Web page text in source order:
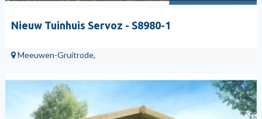
Nieuw Tuinhuis Servoz - S8980-1
Meeuwen-Gruitrode,